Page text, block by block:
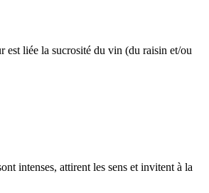
est liée la sucrosité du vin (du raisin et/ou
intenses, attirent les sens et invitent à la